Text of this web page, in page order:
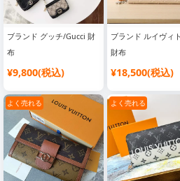
ブランド グッチ/Gucci 財
布
¥9,800(税込)
ブランド ルイヴィ
財布
¥18,500(税込)
よく売れる よく売れる